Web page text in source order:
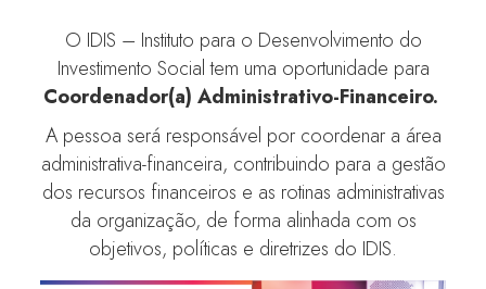
O IDIS – Instituto para o Desenvolvimento do
Investimento Social tem uma oportunidade para
Coordenador(a) Administrativo-Financeiro.
A pessoa será responsável por coordenar a área
administrativa-financeira, contribuindo para a gestão
dos recursos financeiros e as rotinas administrativas
da organização, de forma alinhada com os
objetivos, políticas e diretrizes do IDIS.